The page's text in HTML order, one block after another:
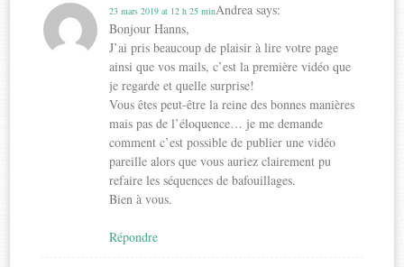
Andrea says:
23 mars 2019 at 12 h 25 min
Bonjour Hanns,
J’ai pris beaucoup de plaisir à lire votre page
ainsi que vos mails, c’est la première vidéo que
je regarde et quelle surprise!
Vous êtes peut-être la reine des bonnes manières
mais pas de l’éloquence… je me demande
comment c’est possible de publier une vidéo
pareille alors que vous auriez clairement pu
refaire les séquences de bafouillages.
Bien à vous.
Répondre